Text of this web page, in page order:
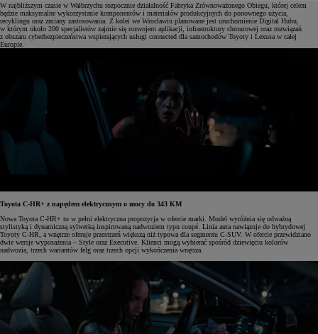
W najbliższym czasie w Wałbrzychu rozpocznie działalność Fabryka Zrównoważonego Obiegu, której celem
będzie maksymalne wykorzystanie komponentów i materiałów produkcyjnych do ponownego użycia,
recyklingu oraz zmiany zastosowania. Z kolei we Wrocławiu planowane jest uruchomienie Digital Hubu,
w którym około 200 specjalistów zajmie się rozwojem aplikacji, infrastruktury chmurowej oraz rozwiązań
z obszaru cyberbezpieczeństwa wspierających usługi connected dla samochodów Toyoty i Lexusa w całej
Europie.
Toyota C-HR+ z napędem elektrycznym o mocy do 343 KM
Nowa Toyota C-HR+ to w pełni elektryczna propozycja w ofercie marki. Model wyróżnia się odważną
stylistyką i dynamiczną sylwetką inspirowaną nadwoziem typu coupé. Linia auta nawiązuje do hybrydowej
Toyoty C-HR, a wnętrze oferuje przestrzeń większą niż typowa dla segmentu C-SUV. W ofercie przewidziano
dwie wersje wyposażenia – Style oraz Executive. Klienci mogą wybierać spośród dziewięciu kolorów
nadwozia, trzech wariantów felg oraz trzech opcji wykończenia wnętrza.